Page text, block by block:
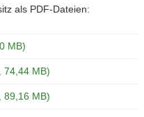
als PDF-Dateien:
MB)
74,44 MB)
89,16 MB)